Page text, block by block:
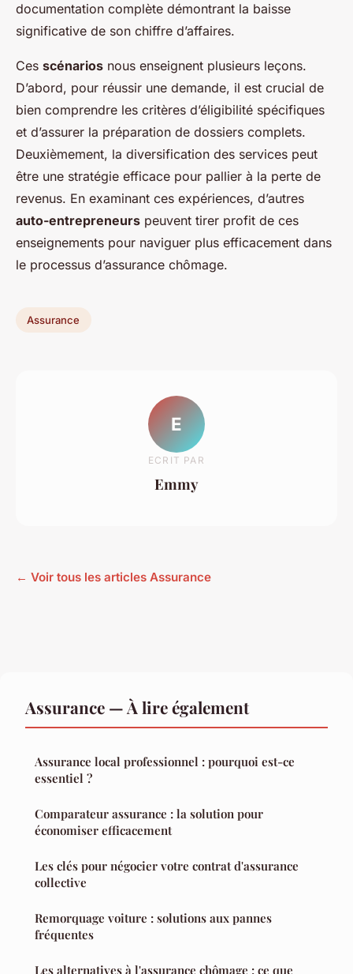
documentation complète démontrant la baisse
significative de son chiffre d’affaires.
Ces scénarios nous enseignent plusieurs leçons.
D’abord, pour réussir une demande, il est crucial de
bien comprendre les critères d’éligibilité spécifiques
et d’assurer la préparation de dossiers complets.
Deuxièmement, la diversification des services peut
être une stratégie efficace pour pallier à la perte de
revenus. En examinant ces expériences, d’autres
auto-entrepreneurs peuvent tirer profit de ces
enseignements pour naviguer plus efficacement dans
le processus d’assurance chômage.
Assurance
E
ECRIT PAR
Emmy
← Voir tous les articles Assurance
Assurance — À lire également
Assurance local professionnel : pourquoi est-ce
essentiel ?
Comparateur assurance : la solution pour
économiser efficacement
Les clés pour négocier votre contrat d'assurance
collective
Remorquage voiture : solutions aux pannes
fréquentes
Les alternatives à l'assurance chômage : ce que